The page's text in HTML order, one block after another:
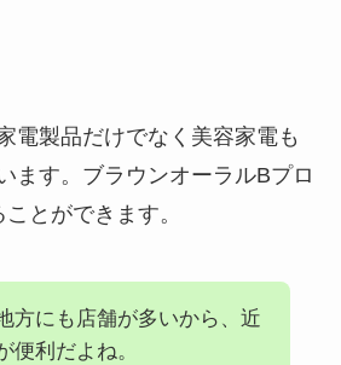
電製品だけでなく美容家電も
ます。ブラウンオーラルBプロ
とができます。
方にも店舗が多いから、近
便利だよね。